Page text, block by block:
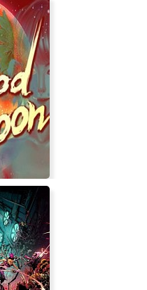
Offering